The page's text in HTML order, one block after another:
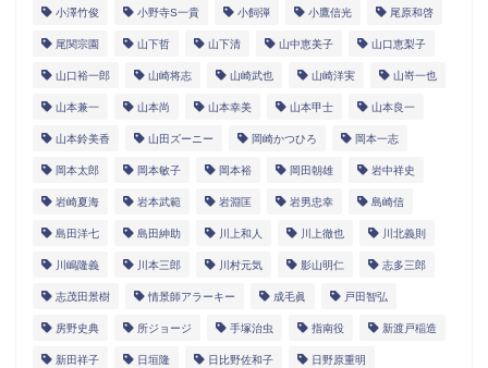
小澤竹俊 小野寺S一貴 小飼弾 小鷹信光 尾原和啓
尾関宗園 山下哲 山下清 山中恵美子 山口恵梨子
山口裕一郎 山崎将志 山崎武也 山崎洋実 山嵜一也
山本兼一 山本尚 山本幸美 山本甲士 山本良一
山本鈴美香 山田ズーニー 岡崎かつひろ 岡本一志
岡本太郎 岡本敏子 岡本裕 岡田朝雄 岩中祥史
岩崎夏海 岩本武範 岩淵匡 岩男忠幸 島崎信
島田洋七 島田紳助 川上和人 川上徹也 川北義則
川嶋隆義 川本三郎 川村元気 影山明仁 志多三郎
志茂田景樹 情景師アラーキー 成毛眞 戸田智弘
房野史典 所ジョージ 手塚治虫 指南役 新渡戸稲造
新田祥子 日垣隆 日比野佐和子 日野原重明